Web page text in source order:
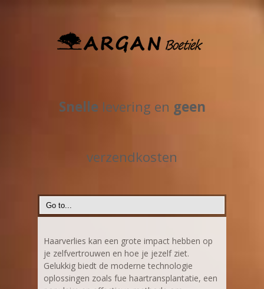
Snelle levering en geen
verzendkosten
Haarverlies kan een grote impact hebben op
je zelfvertrouwen en hoe je jezelf ziet.
Gelukkig biedt de moderne technologie
oplossingen zoals fue haartransplantatie, een